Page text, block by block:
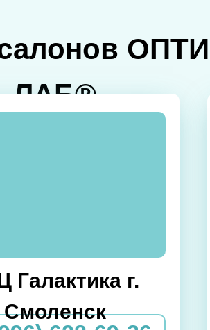
ЛАБ®
Галактика г.
Смоленск